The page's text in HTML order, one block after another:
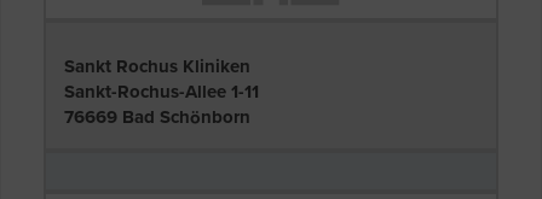
Sankt Rochus Kliniken
Sankt-Rochus-Allee 1-11
76669 Bad Schönborn